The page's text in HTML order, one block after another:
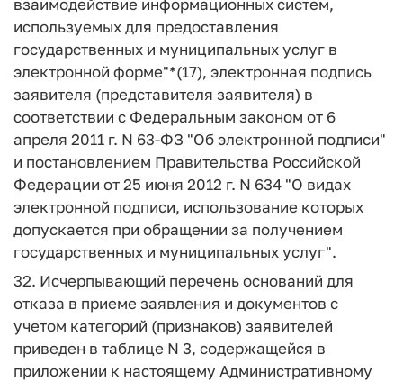
используемых для предоставления
государственных и муниципальных услуг в
электронной форме"*(17), электронная подпись
заявителя (представителя заявителя) в
соответствии с Федеральным законом от 6
апреля 2011 г. N 63-ФЗ "Об электронной подписи"
и постановлением Правительства Российской
Федерации от 25 июня 2012 г. N 634 "О видах
электронной подписи, использование которых
допускается при обращении за получением
государственных и муниципальных услуг".
32. Исчерпывающий перечень оснований для
отказа в приеме заявления и документов с
учетом категорий (признаков) заявителей
приведен в таблице N 3, содержащейся в
приложении к настоящему Административному